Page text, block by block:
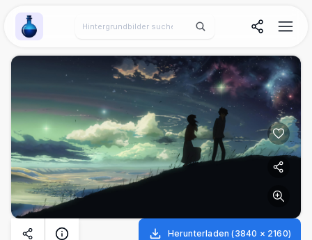
Wallpaper Alchemy
Herunterladen (3840 × 2160)